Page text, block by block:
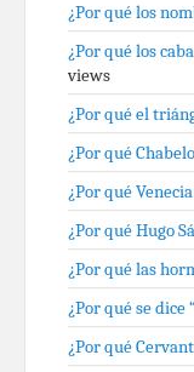
¿Por qué los
¿Por qué los
views
¿Por qué el
¿Por qué
¿Por qué
¿Por qué Hugo
¿Por qué las
¿Por qué se dice
¿Por qué